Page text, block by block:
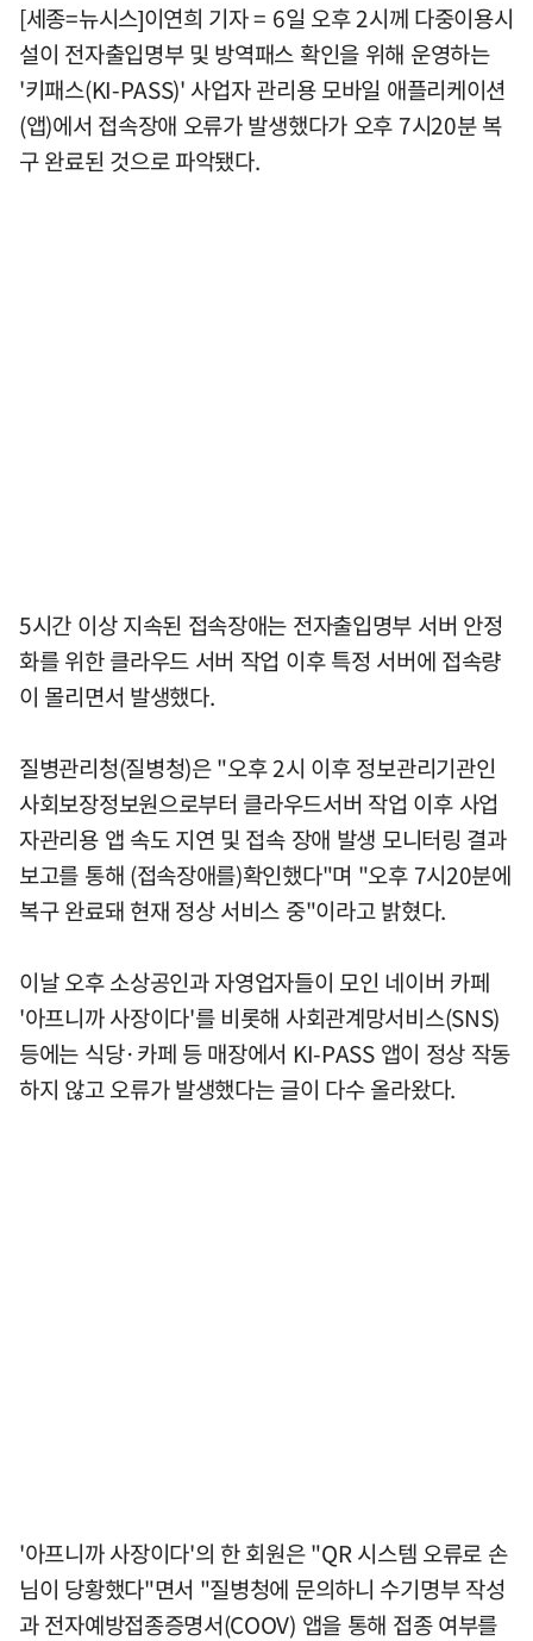
[세종=뉴시스]이연희 기자 = 6일 오후 2시께 다중이용시
설이 전자출입명부 및 방역패스 확인을 위해 운영하는
'키패스(KI-PASS)' 사업자 관리용 모바일 애플리케이션
(앱)에서 접속장애 오류가 발생했다가 오후 7시20분 복
구 완료된 것으로 파악됐다.
5시간 이상 지속된 접속장애는 전자출입명부 서버 안정
화를 위한 클라우드 서버 작업 이후 특정 서버에 접속량
이 몰리면서 발생했다.
질병관리청(질병청)은 "오후 2시 이후 정보관리기관인
사회보장정보원으로부터 클라우드서버 작업 이후 사업
자관리용 앱 속도 지연 및 접속 장애 발생 모니터링 결과
보고를 통해 (접속장애를)확인했다"며 "오후 7시20분에
복구 완료돼 현재 정상 서비스 중"이라고 밝혔다.
이날 오후 소상공인과 자영업자들이 모인 네이버 카페
'아프니까 사장이다'를 비롯해 사회관계망서비스(SNS)
등에는 식당·카페 등 매장에서 KI-PASS 앱이 정상 작동
하지 않고 오류가 발생했다는 글이 다수 올라왔다.
'아프니까 사장이다'의 한 회원은 "QR 시스템 오류로 손
님이 당황했다"면서 "질병청에 문의하니 수기명부 작성
과 전자예방접종증명서(COOV) 앱을 통해 접종 여부를